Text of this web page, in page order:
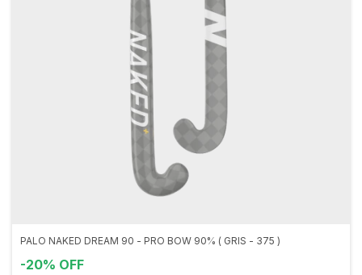
PALO NAKED DREAM 90 - PRO BOW 90% ( GRIS - 375 )
-20% OFF